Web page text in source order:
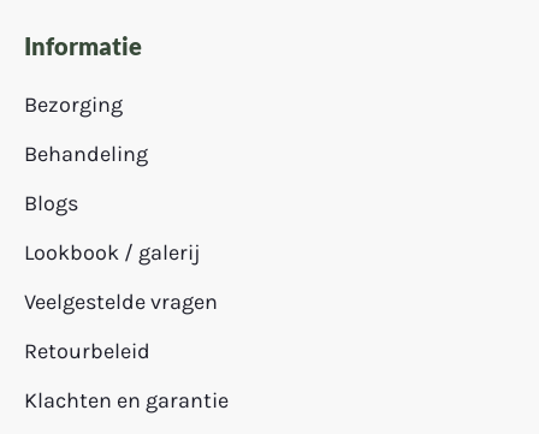
Informatie
Bezorging
Behandeling
Blogs
Lookbook / galerij
Veelgestelde vragen
Retourbeleid
Klachten en garantie